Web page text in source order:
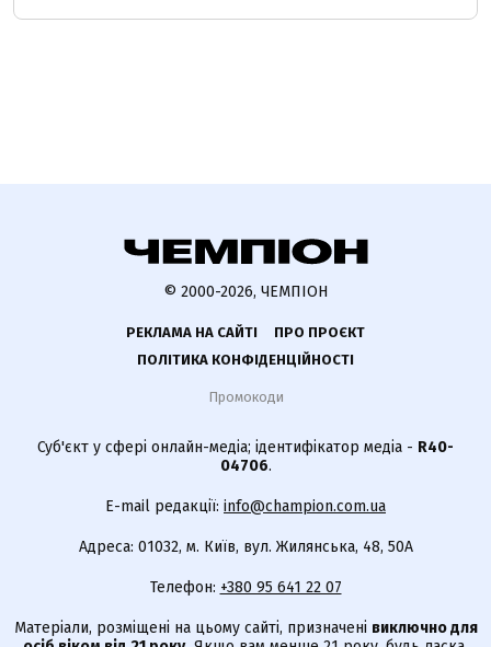
© 2000-2026, ЧЕМПІОН
РЕКЛАМА НА САЙТІ
ПРО ПРОЄКТ
ПОЛІТИКА КОНФІДЕНЦІЙНОСТІ
Промокоди
Суб'єкт у сфері онлайн-медіа; ідентифікатор медіа - R40-
04706.
E-mail редакції: info@champion.com.ua
Адреса: 01032, м. Київ, вул. Жилянська, 48, 50А
Телефон: +380 95 641 22 07
Матеріали, розміщені на цьому сайті, призначені виключно для